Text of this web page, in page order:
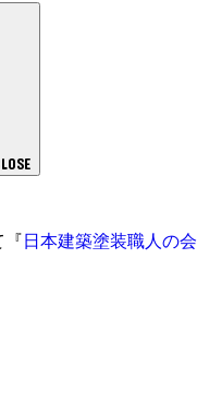
『 日本建築塗装職人の会